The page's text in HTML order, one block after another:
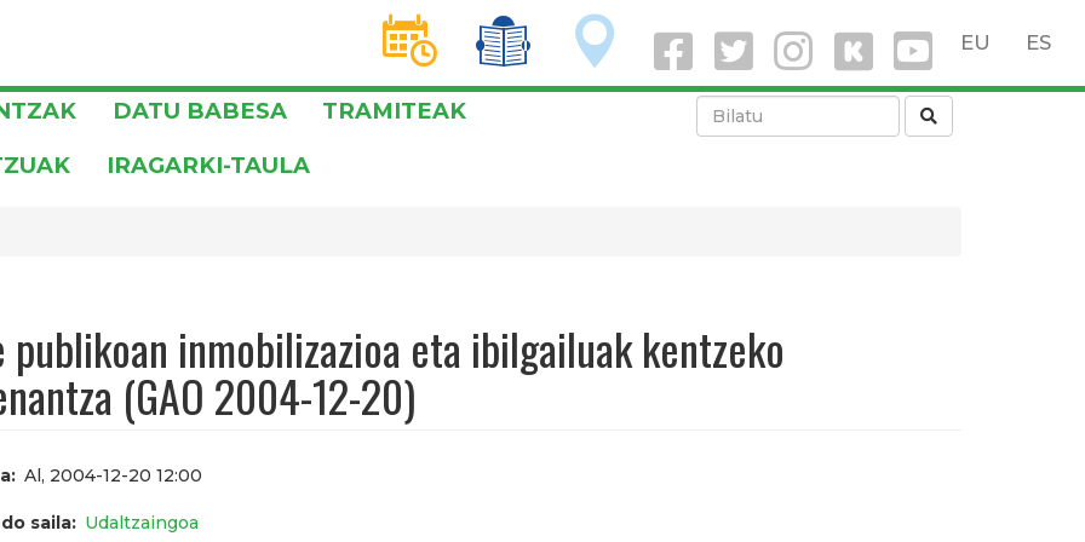
EU ES
D T O
DATU BABESA
TRAMITEAK
IRAGARKI-TAULA
publikoan inmobilizazioa eta ibilgailuak kentzeko
(GAO 2004-12-20)
Al, 2004-12-20 12:00
saila Udaltzaingoa